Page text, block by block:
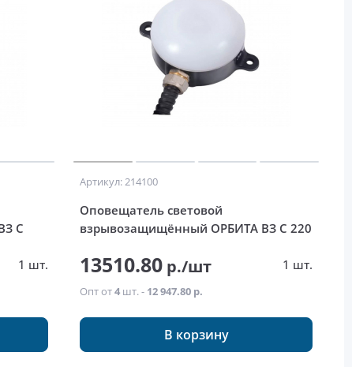
С
1 шт.
Артикул: 214100
Оповещатель световой
взрывозащищённый ОРБИТА ВЗ С 220
13510.80 р./шт 1 шт.
Опт от4 шт. - 12 947.80 р.
В корзину